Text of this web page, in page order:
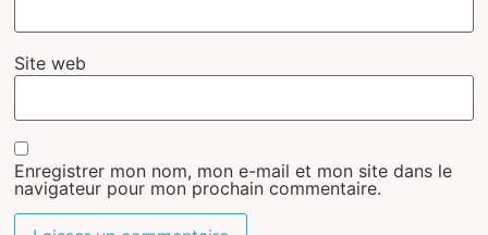
Site web
Enregistrer mon nom, mon e-mail et mon site dans le
navigateur pour mon prochain commentaire.